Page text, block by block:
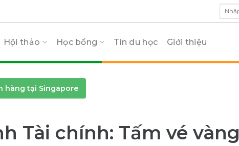
Hội thảo Học bổng Tin du học Giới thiệu
hàng tại Singapore
Tài chính: Tấm vé vàng